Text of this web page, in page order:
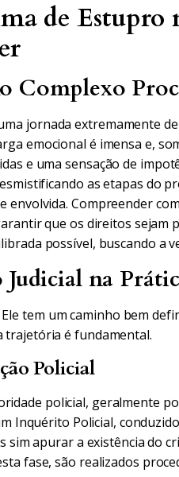
de Estupro
Complexo
jornada extremamente
emocional é imensa e,
e uma sensação de
as etapas do
envolvida. Compreender
que os direitos sejam
possível, buscando a
na
tem um caminho bem
trajetória é fundamental.
Policial
policial, geralmente
Inquérito Policial,
apurar a existência do
fase, são realizados